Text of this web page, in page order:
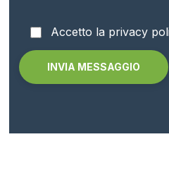
Accetto la privacy